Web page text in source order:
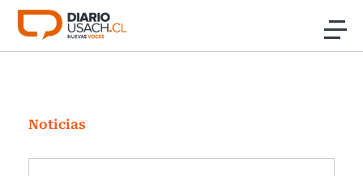
Click acá para ir directamente al contenido
Investigación
Cultura
Noticias